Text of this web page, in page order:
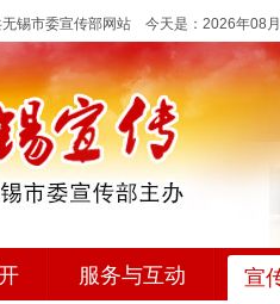
锡市委宣传部网站 今天是： 2026年08
服务与互动 宣